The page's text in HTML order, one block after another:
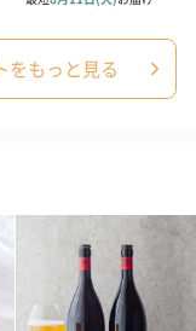
円）
ェ〜国産フル
り〜 3号（864
をもっと見る